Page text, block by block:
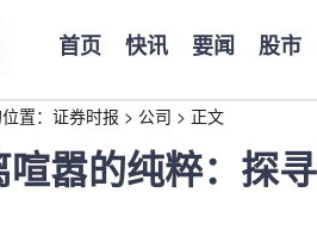
首页 快讯 要闻 股市
置： 证券时报 > 公司 > 正文
喧嚣的纯粹：探